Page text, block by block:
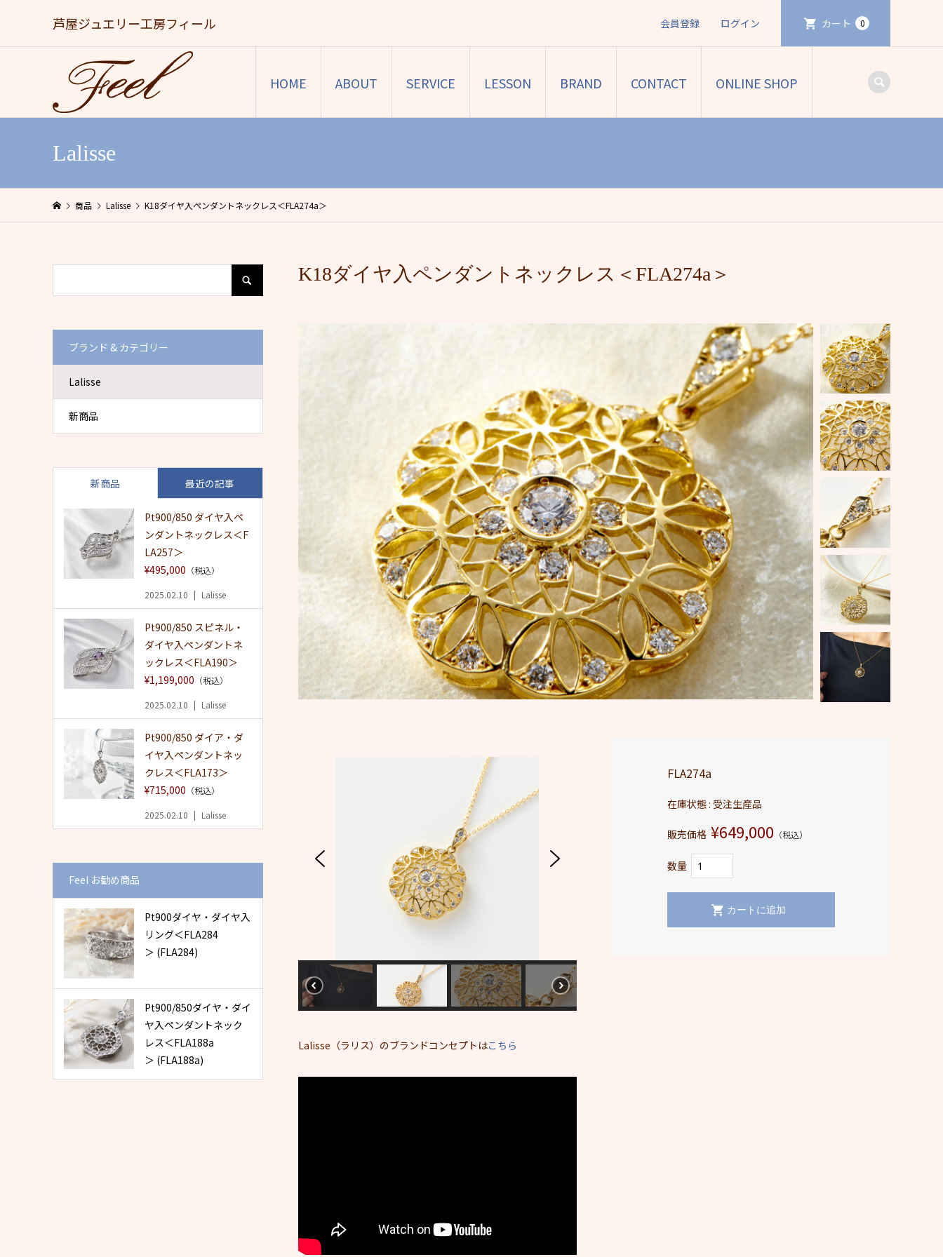
芦屋ジュエリー工房フィール 会員登録 ログイン カート 0
HOME ABOUT SERVICE LESSON BRAND CONTACT ONLINE SHOP
Lalisse
商品 Lalisse K18ダイヤ入ペンダントネックレス＜FLA274a＞
K18ダイヤ入ペンダントネックレス＜FLA274a＞
Lalisse（ラリス）のブランドコンセプトはこちら
FLA274a
在庫状態 : 受注生産品
販売価格 ¥649,000 （税込）
数量
ブランド & カテゴリー
Lalisse
新商品
新商品 最近の記事
Pt900/850 ダイヤ入ペ
ンダントネックレス＜F
LA257＞
¥495,000 （税込）
2025.02.10 Lalisse
Pt900/850 スピネル・
ダイヤ入ペンダントネ
ックレス＜FLA190＞
¥1,199,000 （税込）
2025.02.10 Lalisse
Pt900/850 ダイア・ダ
イヤ入ペンダントネッ
クレス＜FLA173＞
¥715,000 （税込）
2025.02.10 Lalisse
Feel お勧め商品
Pt900ダイヤ・ダイヤ入
リング＜FLA284
＞ (FLA284)
Pt900/850ダイヤ・ダイ
ヤ入ペンダントネック
レス＜FLA188a
＞ (FLA188a)